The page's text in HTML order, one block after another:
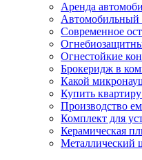
Аренда
Автомобильный
Современное
Огнестойкие
Брокеридж в
Какой
Купить
Производство
Комплект для
Керамическая
Металлический